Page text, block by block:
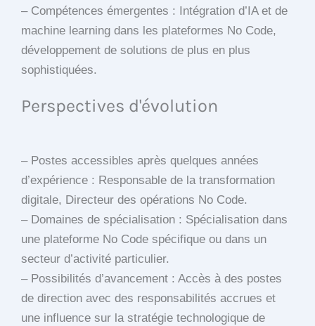
– Compétences émergentes : Intégration d’IA et de
machine learning dans les plateformes No Code,
développement de solutions de plus en plus
sophistiquées.
Perspectives d'évolution
– Postes accessibles après quelques années
d’expérience : Responsable de la transformation
digitale, Directeur des opérations No Code.
– Domaines de spécialisation : Spécialisation dans
une plateforme No Code spécifique ou dans un
secteur d’activité particulier.
– Possibilités d’avancement : Accès à des postes
de direction avec des responsabilités accrues et
une influence sur la stratégie technologique de